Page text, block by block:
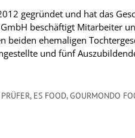
gegründet und hat das
beschäftigt Mitarbeiter
beiden ehemaligen
und fünf
, ES FOOD,GOURMONDO